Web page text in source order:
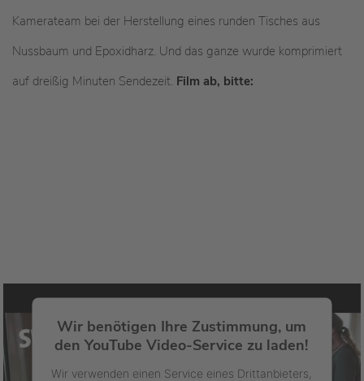
Kamerateam bei der Herstellung eines runden Tisches aus
Nussbaum und Epoxidharz. Und das ganze wurde komprimiert
auf dreißig Minuten Sendezeit. Film ab, bitte:
Wir benötigen Ihre Zustimmung, um
den YouTube Video-Service zu laden!
Wir verwenden einen Service eines Drittanbieters,